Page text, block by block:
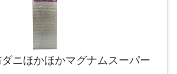
ニほかほかマグナムスーパー